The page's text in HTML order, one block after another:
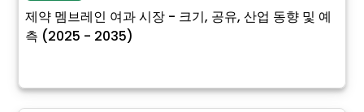
제약 멤브레인 여과 시장 - 크기, 공유, 산업 동향 및 예
측 (2025 - 2035)